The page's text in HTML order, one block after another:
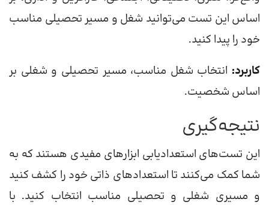
اساس این تست می‌توانید شغل و مسیر تحصیلی مناسب
خود را پیدا کنید.
کاربرد: انتخاب شغل مناسب، مسیر تحصیلی و شغلی بر
اساس شخصیت.
نتیجه‌گیری
این تست‌های استعدادیابی ابزارهای مفیدی هستند که به
شما کمک می‌کنند تا استعدادهای ذاتی خود را کشف کنید
و مسیری شغلی و تحصیلی مناسب انتخاب کنید. با